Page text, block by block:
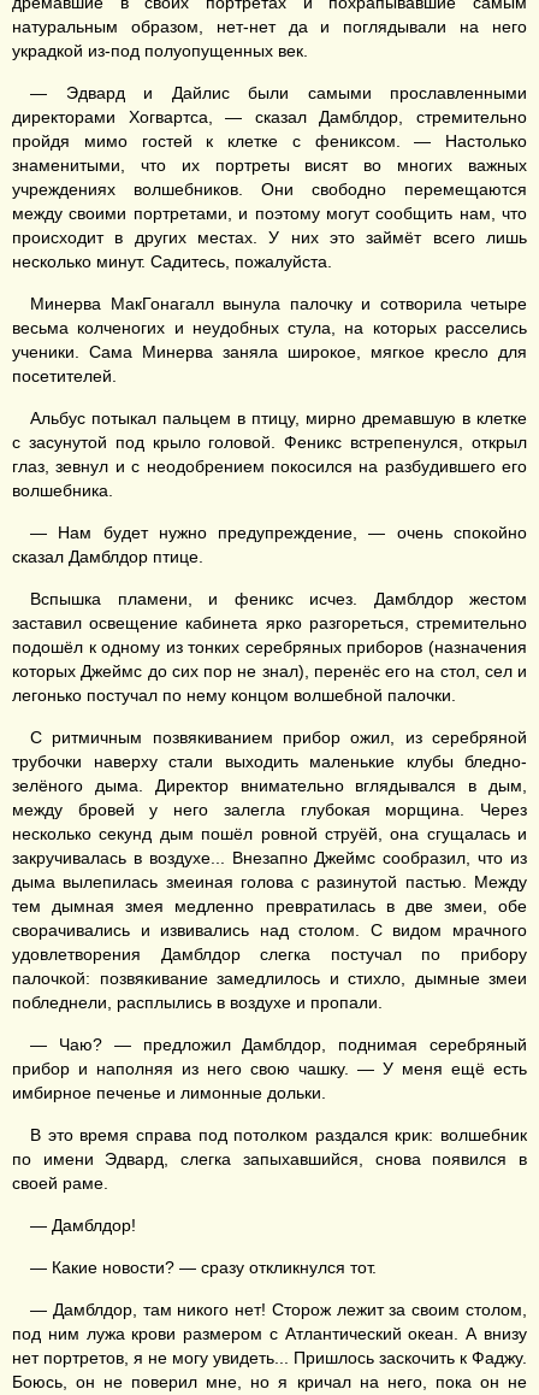
натуральным образом, нет-нет да и поглядывали на него
украдкой из-под полуопущенных век.
— Эдвард и Дайлис были самыми прославленными
директорами Хогвартса, — сказал Дамблдор, стремительно
пройдя мимо гостей к клетке с фениксом. — Настолько
знаменитыми, что их портреты висят во многих важных
учреждениях волшебников. Они свободно перемещаются
между своими портретами, и поэтому могут сообщить нам, что
происходит в других местах. У них это займёт всего лишь
несколько минут. Садитесь, пожалуйста.
Минерва МакГонагалл вынула палочку и сотворила четыре
весьма колченогих и неудобных стула, на которых расселись
ученики. Сама Минерва заняла широкое, мягкое кресло для
посетителей.
Альбус потыкал пальцем в птицу, мирно дремавшую в клетке
с засунутой под крыло головой. Феникс встрепенулся, открыл
глаз, зевнул и с неодобрением покосился на разбудившего его
волшебника.
— Нам будет нужно предупреждение, — очень спокойно
сказал Дамблдор птице.
Вспышка пламени, и феникс исчез. Дамблдор жестом
заставил освещение кабинета ярко разгореться, стремительно
подошёл к одному из тонких серебряных приборов (назначения
которых Джеймс до сих пор не знал), перенёс его на стол, сел и
легонько постучал по нему концом волшебной палочки.
С ритмичным позвякиванием прибор ожил, из серебряной
трубочки наверху стали выходить маленькие клубы бледно-
зелёного дыма. Директор внимательно вглядывался в дым,
между бровей у него залегла глубокая морщина. Через
несколько секунд дым пошёл ровной струёй, она сгущалась и
закручивалась в воздухе... Внезапно Джеймс сообразил, что из
дыма вылепилась змеиная голова с разинутой пастью. Между
тем дымная змея медленно превратилась в две змеи, обе
сворачивались и извивались над столом. С видом мрачного
удовлетворения Дамблдор слегка постучал по прибору
палочкой: позвякивание замедлилось и стихло, дымные змеи
побледнели, расплылись в воздухе и пропали.
— Чаю? — предложил Дамблдор, поднимая серебряный
прибор и наполняя из него свою чашку. — У меня ещё есть
имбирное печенье и лимонные дольки.
В это время справа под потолком раздался крик: волшебник
по имени Эдвард, слегка запыхавшийся, снова появился в
своей раме.
— Дамблдор!
— Какие новости? — сразу откликнулся тот.
— Дамблдор, там никого нет! Сторож лежит за своим столом,
под ним лужа крови размером с Атлантический океан. А внизу
нет портретов, я не могу увидеть... Пришлось заскочить к Фаджу.
Боюсь, он не поверил мне, но я кричал на него, пока он не